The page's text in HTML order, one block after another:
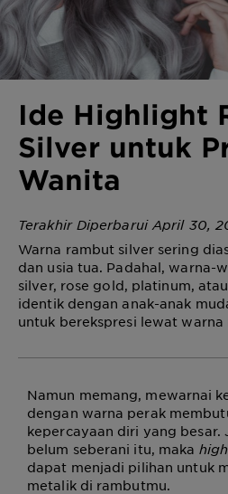
Ide Highlight
Silver untuk
Wanita
Terakhir Diperbarui April 30,
Warna rambut silversering
dan usia tua. Padahal, warna-
silver, rose gold, platinum, atau
identik dengan anak-anak
untuk berekspresi lewat
Namun memang, mewarnai
dengan warna perak
kepercayaan diri yang besar.
belum seberani itu, maka
dapat menjadi pilihan untuk
metalik di rambutmu.